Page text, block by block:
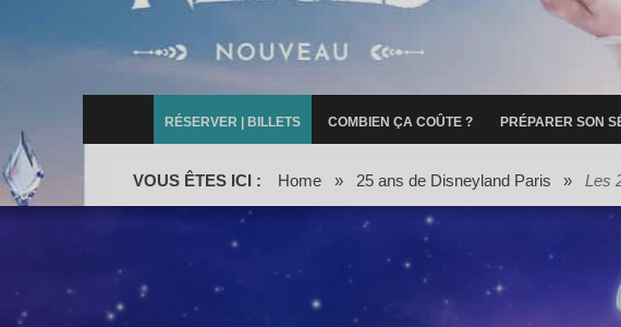
RÉSERVER | BILLETS COMBIEN ÇA COÛTE ? PRÉPARER SON
VOUS ÊTES ICI : Home » 25 ans de Disneyland Paris » Les